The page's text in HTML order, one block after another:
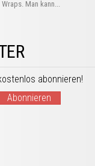
Wraps. Man kann...
abonnieren!
Abonnieren